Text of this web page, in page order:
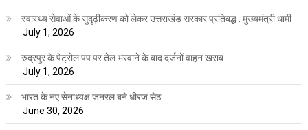
स्वास्थ्य सेवाओं के सुदृढ़ीकरण को लेकर उत्तराखंड सरकार प्रतिबद्ध : मुख्यमंत्री धामी
July 1, 2026
रुद्रपुर के पेट्रोल पंप पर तेल भरवाने के बाद दर्जनों वाहन खराब
July 1, 2026
भारत के नए सेनाध्यक्ष जनरल बने धीरज सेठ
June 30, 2026